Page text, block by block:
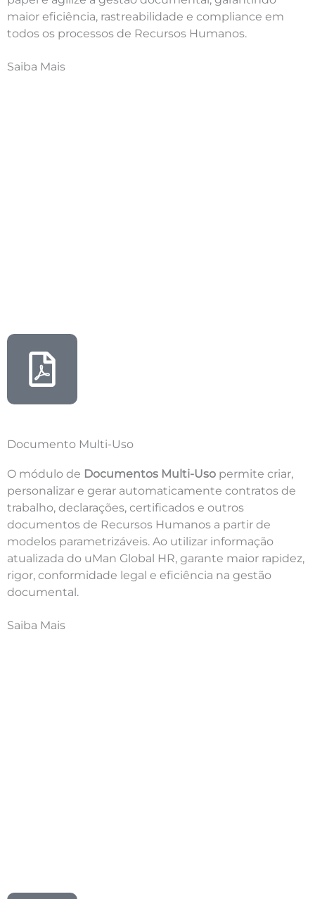
maior eficiência, rastreabilidade e compliance em
todos os processos de Recursos Humanos.
Saiba Mais
Documento Multi-Uso
O módulo de Documentos Multi-Uso permite criar,
personalizar e gerar automaticamente contratos de
trabalho, declarações, certificados e outros
documentos de Recursos Humanos a partir de
modelos parametrizáveis. Ao utilizar informação
atualizada do uMan Global HR, garante maior rapidez,
rigor, conformidade legal e eficiência na gestão
documental.
Saiba Mais